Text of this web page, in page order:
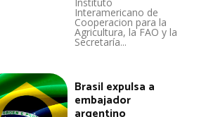
Interamericano de
Cooperacion para la
Agricultura, la FAO y la
Secretaría...
Brasil expulsa a
embajador